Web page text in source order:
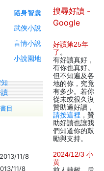
隨身智囊
武俠小說
言情小說
小說園地
目
11/8
11/8
搜尋好讀 -
Google
好讀第25年
了 。
有好讀真好，
有你也真好。
但不知遍及各
地的你，究竟
有多少。若你
從未或很久沒
贊助過好讀，
請按這裡 ，贊
助好讀也讓我
們知道你的鼓
勵與支持。
2024/12/3 小
黄